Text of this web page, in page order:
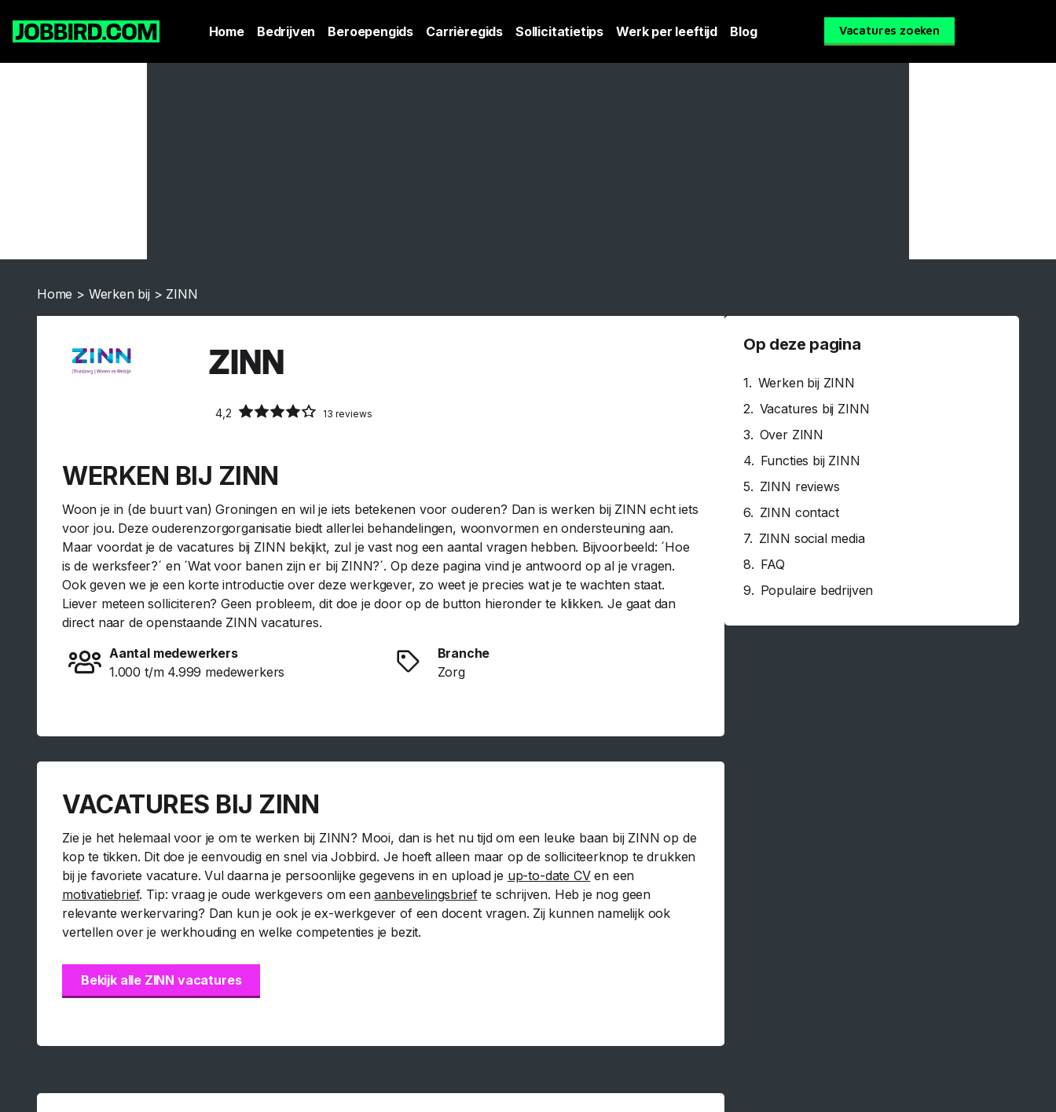
Home Bedrijven Beroepengids Carrièregids Sollicitatietips Werk per leeftijd Blog Vacatures zoeken
Home > Werken bij > ZINN
ZINN
4,2 13 reviews
WERKEN BIJ ZINN
Woon je in (de buurt van) Groningen en wil je iets betekenen voor ouderen? Dan is werken bij ZINN echt iets
voor jou. Deze ouderenzorgorganisatie biedt allerlei behandelingen, woonvormen en ondersteuning aan.
Maar voordat je de vacatures bij ZINN bekijkt, zul je vast nog een aantal vragen hebben. Bijvoorbeeld: ´Hoe
is de werksfeer?´ en ´Wat voor banen zijn er bij ZINN?´. Op deze pagina vind je antwoord op al je vragen.
Ook geven we je een korte introductie over deze werkgever, zo weet je precies wat je te wachten staat.
Liever meteen solliciteren? Geen probleem, dit doe je door op de button hieronder te klikken. Je gaat dan
direct naar de openstaande ZINN vacatures.
Aantal medewerkers
1.000 t/m 4.999 medewerkers
Branche
Zorg
VACATURES BIJ ZINN
Zie je het helemaal voor je om te werken bij ZINN? Mooi, dan is het nu tijd om een leuke baan bij ZINN op de
kop te tikken. Dit doe je eenvoudig en snel via Jobbird. Je hoeft alleen maar op de solliciteerknop te drukken
bij je favoriete vacature. Vul daarna je persoonlijke gegevens in en upload je up-to-date CVen een
motivatiebrief. Tip: vraag je oude werkgevers om eenaanbevelingsbriefte schrijven. Heb je nog geen
relevante werkervaring? Dan kun je ook je ex-werkgever of een docent vragen. Zij kunnen namelijk ook
vertellen over je werkhouding en welke competenties je bezit.
Bekijk alle ZINN vacatures
Op deze pagina
Werken bij ZINN
Vacatures bij ZINN
Over ZINN
Functies bij ZINN
ZINN reviews
ZINN contact
ZINN social media
FAQ
Populaire bedrijven